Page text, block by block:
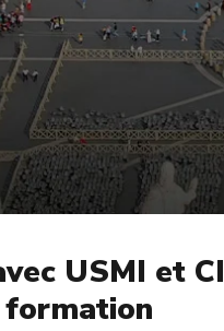
USMI et
formation